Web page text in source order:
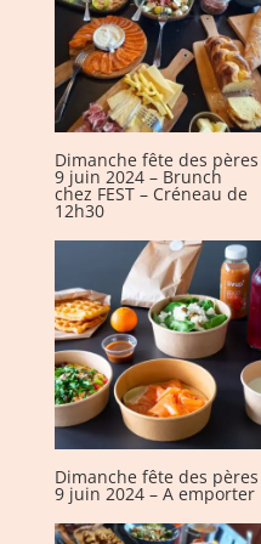
de
12h30
Dimanche fête des pères
9 juin 2024 – Brunch
chez FEST – Créneau de
12h30
Dimanche fête des pères
9 juin 2024 – A emporter